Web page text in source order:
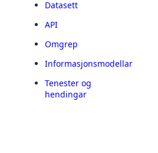
Datasett
API
Omgrep
Informasjonsmodellar
Tenester og
hendingar